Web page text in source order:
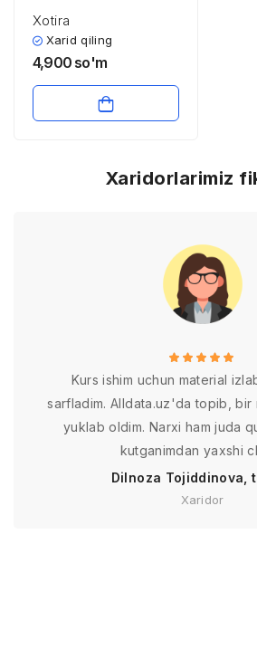
Xotira
Xarid qiling
4,900 so'm
Xaridorlarimiz
Kurs ishim uchun material
sarfladim. Alldata.uz'da topib, bir
yuklab oldim. Narxi ham juda
kutganimdan yaxshi
Dilnoza Tojiddinova,
Xaridor